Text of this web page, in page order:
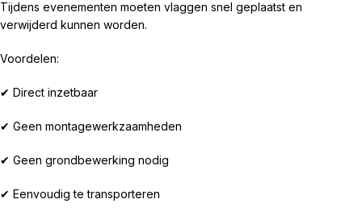
Tijdens evenementen moeten vlaggen snel geplaatst en
verwijderd kunnen worden.
Voordelen:
✔ Direct inzetbaar
✔ Geen montagewerkzaamheden
✔ Geen grondbewerking nodig
✔ Eenvoudig te transporteren